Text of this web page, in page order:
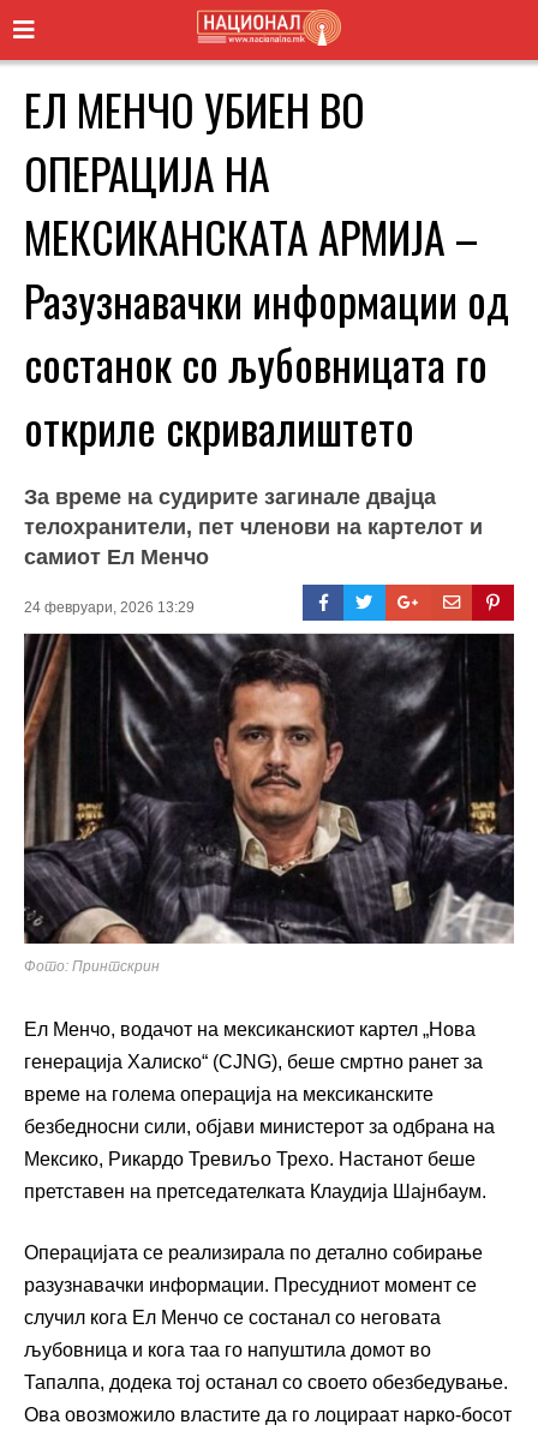
ЕЛ МЕНЧО УБИЕН ВО
ОПЕРАЦИЈА НА
МЕКСИКАНСКАТА АРМИЈА –
Разузнавачки информации од
состанок со љубовницата го
откриле скривалиштето
За време на судирите загинале двајца
телохранители, пет членови на картелот и
самиот Ел Менчо
24 февруари, 2026 13:29
Фото: Принтскрин
Ел Менчо, водачот на мексиканскиот картел „Нова
генерација Халиско“ (CJNG), беше смртно ранет за
време на голема операција на мексиканските
безбедносни сили, објави министерот за одбрана на
Мексико, Рикардо Тревиљо Трехо. Настанот беше
претставен на претседателката Клаудија Шајнбаум.
Операцијата се реализирала по детално собирање
разузнавачки информации. Пресудниот момент се
случил кога Ел Менчо се состанал со неговата
љубовница и кога таа го напуштила домот во
Тапалпа, додека тој останал со своето обезбедување.
Ова овозможило властите да го лоцираат нарко-босот